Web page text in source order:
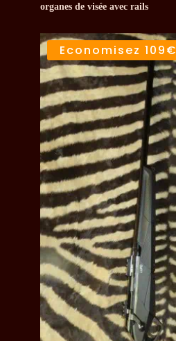
organes de visée avec rails
Economisez 109€